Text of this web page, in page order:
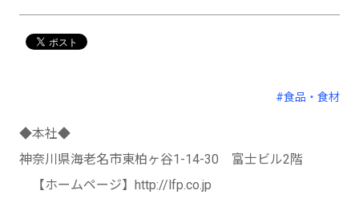
#食品・食材
◆本社◆
神奈川県海老名市東柏ヶ谷1-14-30 富士ビル2階
【ホームページ】http://lfp.co.jp